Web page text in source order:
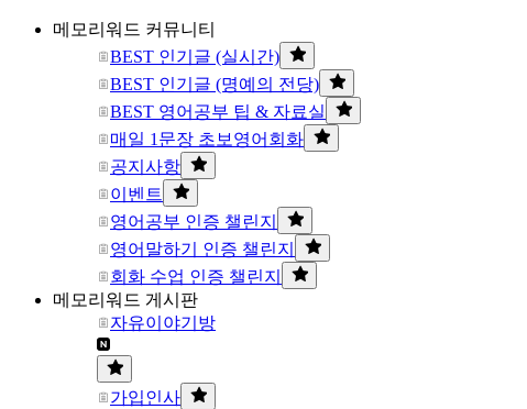
메모리워드 커뮤니티
BEST 인기글 (실시간)
BEST 인기글 (명예의 전당)
BEST 영어공부 팁 & 자료실
매일 1문장 초보영어회화
공지사항
이벤트
영어공부 인증 챌린지
영어말하기 인증 챌린지
회화 수업 인증 챌린지
메모리워드 게시판
자유이야기방
가입인사